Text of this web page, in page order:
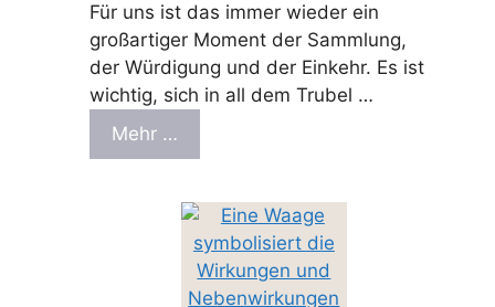
Für uns ist das immer wieder ein
großartiger Moment der Sammlung,
der Würdigung und der Einkehr. Es ist
wichtig, sich in all dem Trubel …
Mehr …